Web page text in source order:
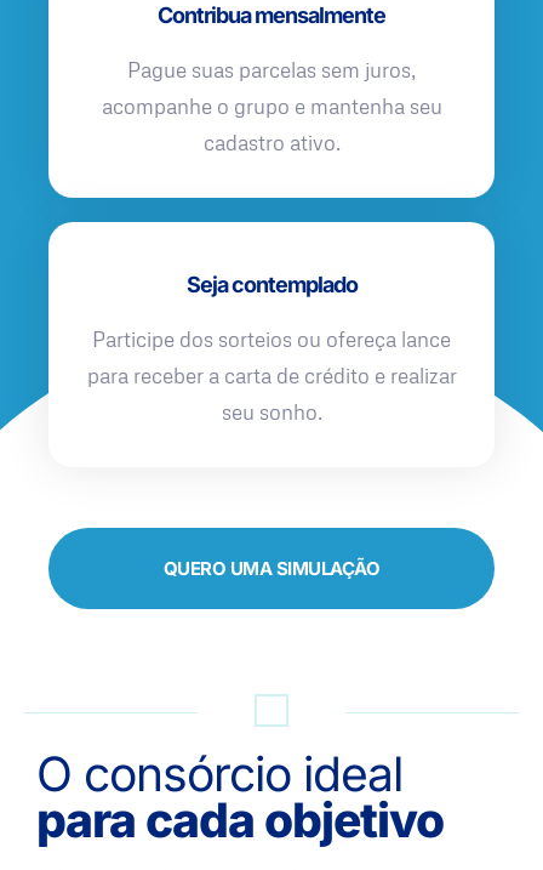
Contribua mensalmente
Pague suas parcelas sem juros,
acompanhe o grupo e mantenha seu
cadastro ativo.
Seja contemplado
Participe dos sorteios ou ofereça lance
para receber a carta de crédito e realizar
seu sonho.
QUERO UMA SIMULAÇÃO
O consórcio ideal
para cada objetivo